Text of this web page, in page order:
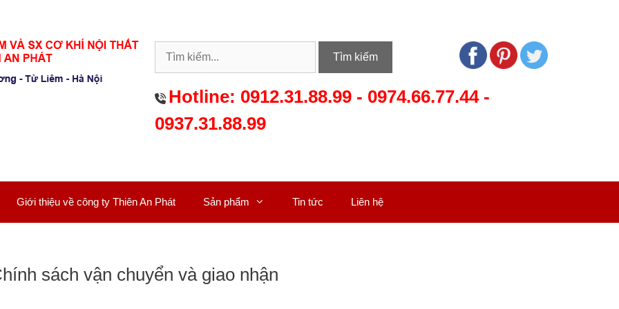
Tìm kiếm
Hotline: 0912.31.88.99 - 0974.66.77.44-
0937.31.88.99
Giới thiệu về công ty Thiên An Phát Sản phẩm Tin tức Liên hệ
sách vận chuyển và giao nhận